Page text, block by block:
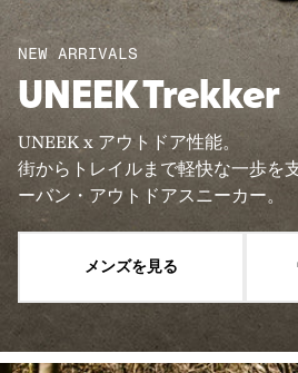
NEW ARRIVALS
UNEEK Trekker
UNEEK x アウトドア性能。
街からトレイルまで軽快な一歩を
ーバン・アウトドアスニーカー。
メンズを見る